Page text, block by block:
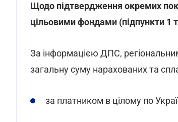
Щодо підтвердження окремих
цільовими фондами (підпункти 1
За інформацією ДПС,
загальну суму нарахованих та
за платником в цілому по